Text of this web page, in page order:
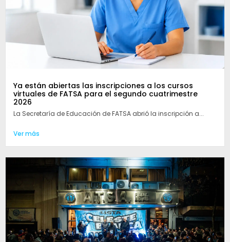
Ya están abiertas las inscripciones a los cursos
virtuales de FATSA para el segundo cuatrimestre
2026
La Secretaría de Educación de FATSA abrió la inscripción a...
Ver más